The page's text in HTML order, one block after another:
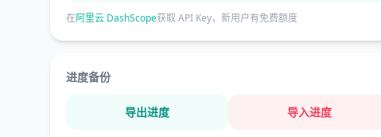
在阿里云 DashScope获取 API Key，新用户有免费额度
进度备份
导出进度 导入进度